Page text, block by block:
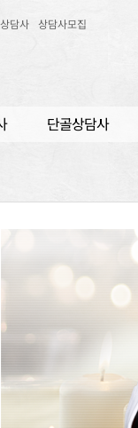
담사 상담사모집
단골상담사